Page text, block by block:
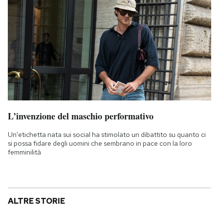
L’invenzione del maschio performativo
Un'etichetta nata sui social ha stimolato un dibattito su quanto ci
si possa fidare degli uomini che sembrano in pace con la loro
femminilità
ALTRE STORIE